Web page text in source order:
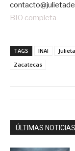
BIO completa
TAGS INAI
Zacatecas
ÚLTIMAS NOTICIAS